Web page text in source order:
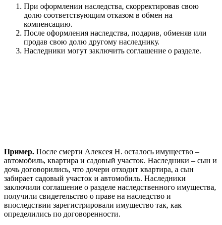
При оформлении наследства, скорректировав свою
долю соответствующим отказом в обмен на
компенсацию.
После оформления наследства, подарив, обменяв или
продав свою долю другому наследнику.
Наследники могут заключить соглашение о разделе.
Пример. После смерти Алексея Н. осталось имущество –
автомобиль, квартира и садовый участок. Наследники – сын и
дочь договорились, что дочери отходит квартира, а сын
забирает садовый участок и автомобиль. Наследники
заключили соглашение о разделе наследственного имущества,
получили свидетельство о праве на наследство и
впоследствии зарегистрировали имущество так, как
определились по договоренности.